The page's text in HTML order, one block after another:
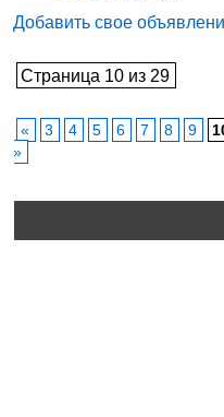
Добавить свое
Страница 10 из 29
« 3 4 5 6 7 8 9
»